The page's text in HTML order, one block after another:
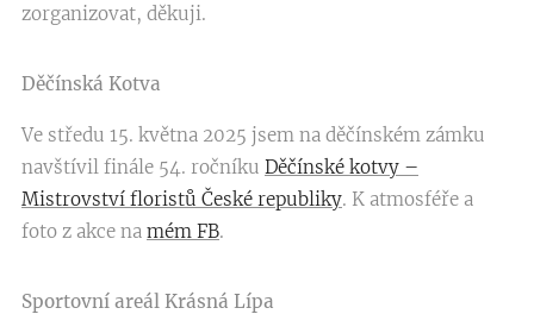
zorganizovat, děkuji.
Děčínská Kotva
Ve středu 15. května 2025 jsem na děčínském zámku
navštívil finále 54. ročníku Děčínské kotvy –
Mistrovství floristů České republiky. K atmosféře a
foto z akce na mém FB.
Sportovní areál Krásná Lípa